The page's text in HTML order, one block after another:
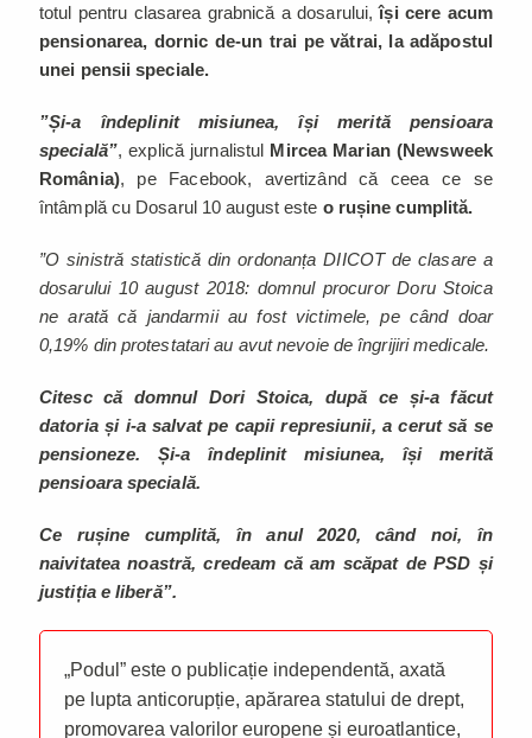
totul pentru clasarea grabnică a dosarului,își cere acum
pensionarea, dornic de-un trai pe vătrai, la adăpostul
unei pensii speciale.
”Și-a îndeplinit misiunea, își merită pensioara
specială”, explică jurnalistul Mircea Marian (Newsweek
România), pe Facebook, avertizând că ceea ce se
întâmplă cu Dosarul 10 august este o rușine cumplită.
”O sinistră statistică din ordonanța DIICOT de clasare a
dosarului 10 august 2018: domnul procuror Doru Stoica
ne arată că jandarmii au fost victimele, pe când doar
0,19% din protestatari au avut nevoie de îngrijiri medicale.
Citesc că domnul Dori Stoica, după ce și-a făcut
datoria și i-a salvat pe capii represiunii, a cerut să se
pensioneze. Și-a îndeplinit misiunea, își merită
pensioara specială.
Ce rușine cumplită, în anul 2020, când noi, în
naivitatea noastră, credeam că am scăpat de PSD și
justiția e liberă”.
„Podul” este o publicație independentă, axată
pe lupta anticorupție, apărarea statului de drept,
promovarea valorilor europene și euroatlantice,